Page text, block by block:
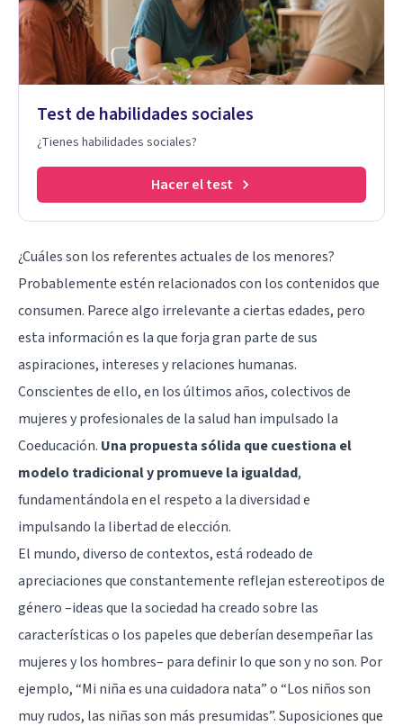
Test de habilidades sociales
¿Tienes habilidades sociales?
Hacer el test
¿Cuáles son los referentes actuales de los menores?
Probablemente estén relacionados con los contenidos que
consumen. Parece algo irrelevante a ciertas edades, pero
esta información es la que forja gran parte de sus
aspiraciones, intereses y relaciones humanas.
Conscientes de ello, en los últimos años, colectivos de
mujeres y profesionales de la salud han impulsado la
Coeducación. Una propuesta sólida que cuestiona el
modelo tradicional y promueve la igualdad,
fundamentándola en el respeto a la diversidad e
impulsando la libertad de elección.
El mundo, diverso de contextos, está rodeado de
apreciaciones que constantemente reflejanestereotipos de
género–ideas que la sociedad ha creado sobre las
características o los papeles que deberían desempeñar las
mujeres y los hombres– para definir lo que son y no son. Por
ejemplo, “Mi niña es una cuidadora nata” o “Los niños son
muy rudos, las niñas son más presumidas”. Suposiciones que